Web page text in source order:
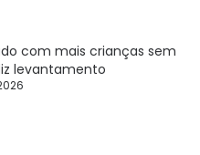
com mais crianças sem
levantamento